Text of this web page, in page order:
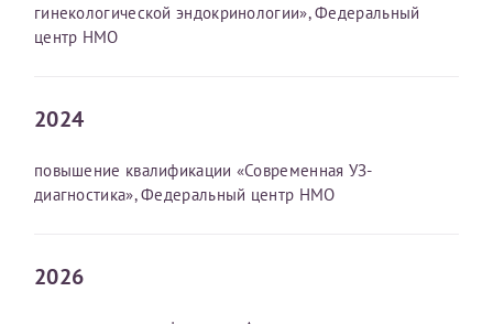
гинекологической эндокринологии», Федеральный
центр НМО
2024
повышение квалификации «Современная УЗ-
диагностика», Федеральный центр НМО
2026